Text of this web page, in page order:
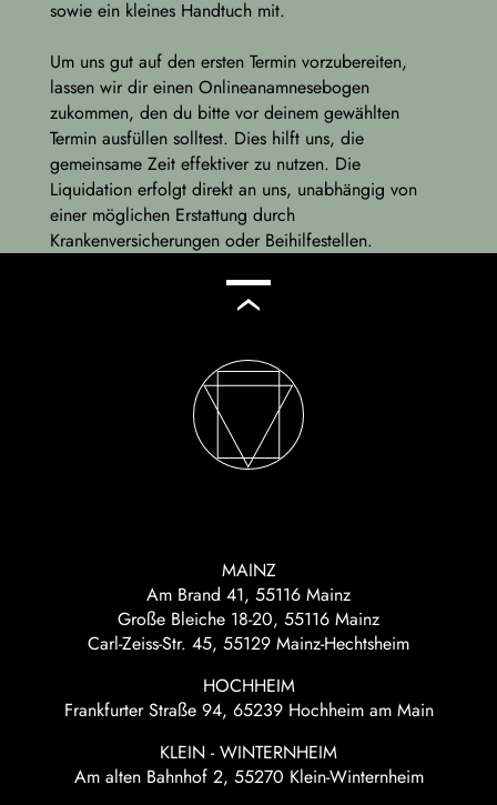
MAINZ
Am Brand 41, 55116 Mainz
Große Bleiche 18-20, 55116 Mainz
Carl-Zeiss-Str. 45, 55129 Mainz-Hechtsheim
HOCHHEIM
Frankfurter Straße 94, 65239 Hochheim am Main
KLEIN - WINTERNHEIM
Am alten Bahnhof 2, 55270 Klein-Winternheim